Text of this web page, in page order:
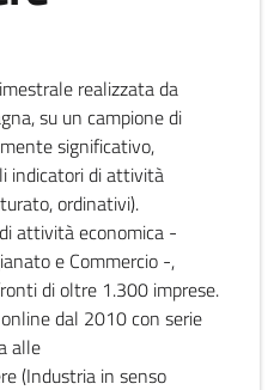
realizzata da
su un campione di
significativo,
indicatori di attività
ordinativi).
attività economica -
e Commercio -,
di oltre 1.300 imprese.
dal 2010 con serie
alle
(Industria in senso